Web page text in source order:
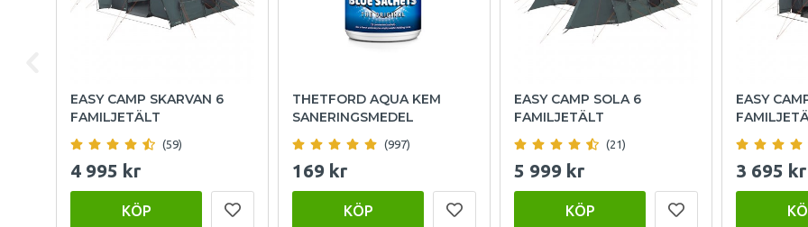
EASY CAMP SKARVAN 6
FAMILJETÄLT
(59)
4 995 kr
KÖP
THETFORD AQUA KEM
SANERINGSMEDEL
(997)
169 kr
KÖP
EASY CAMP SOLA 6
FAMILJETÄLT
(21)
5 999 kr
KÖP
EASY
3 695 kr